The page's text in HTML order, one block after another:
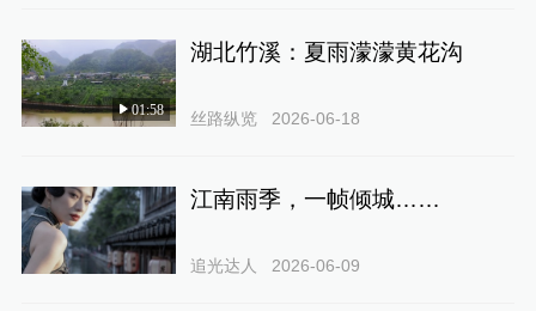
01:58
湖北竹溪：夏雨濛濛黄花沟
丝路纵览 2026-06-18
江南雨季，一帧倾城……
追光达人 2026-06-09